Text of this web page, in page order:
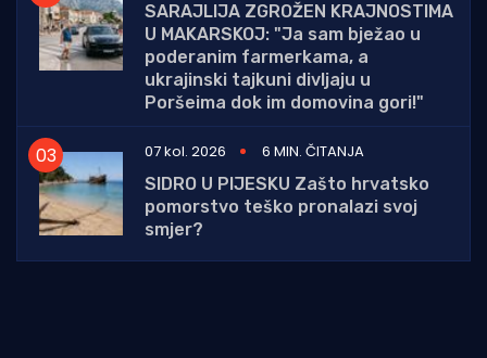
SARAJLIJA ZGROŽEN KRAJNOSTIMA
U MAKARSKOJ: "Ja sam bježao u
poderanim farmerkama, a
ukrajinski tajkuni divljaju u
Poršeima dok im domovina gori!"
07 kol. 2026
6 MIN. ČITANJA
SIDRO U PIJESKU Zašto hrvatsko
pomorstvo teško pronalazi svoj
smjer?